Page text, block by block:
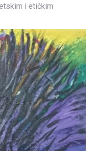
i etičkim